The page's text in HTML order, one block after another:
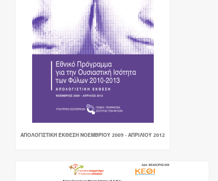
ΑΠΟΛΟΓΙΣΤΙΚΉ ΈΚΘΕΣΗ ΝΟΕΜΒΡΊΟΥ 2009 - ΑΠΡΙΛΊΟΥ 2012